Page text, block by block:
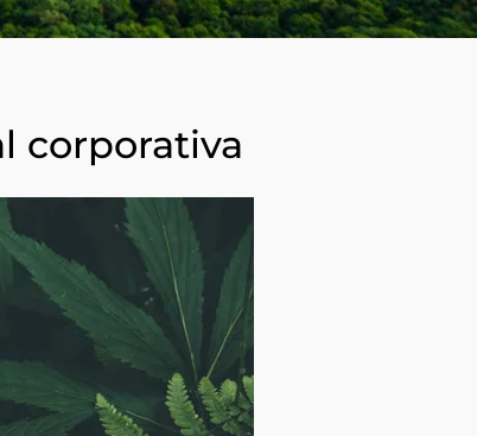
corporativa